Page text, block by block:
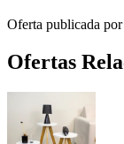
Oferta publicada
Ofertas